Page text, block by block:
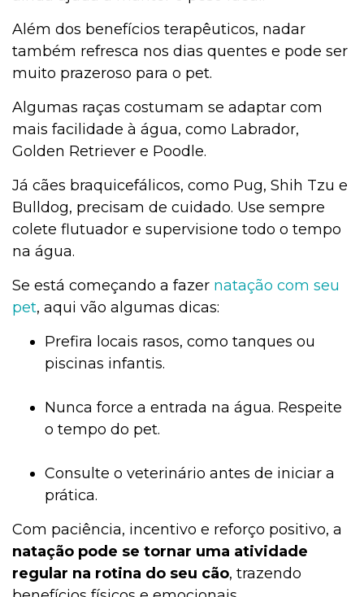
Além dos benefícios terapêuticos, nadar
também refresca nos dias quentes e pode ser
muito prazeroso para o pet.
Algumas raças costumam se adaptar com
mais facilidade à água, como Labrador,
Golden Retriever e Poodle.
Já cães braquicefálicos, como Pug, Shih Tzu e
Bulldog, precisam de cuidado. Use sempre
colete flutuador e supervisione todo o tempo
na água.
Se está começando a fazer natação com seu
pet, aqui vão algumas dicas:
Prefira locais rasos, como tanques ou
piscinas infantis.
Nunca force a entrada na água. Respeite
o tempo do pet.
Consulte o veterinário antes de iniciar a
prática.
Com paciência, incentivo e reforço positivo, a
natação pode se tornar uma atividade
regular na rotina do seu cão, trazendo